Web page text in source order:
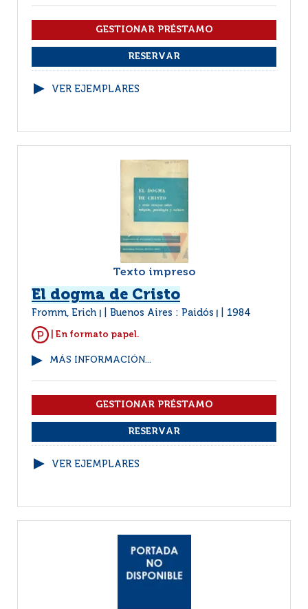
VER EJEMPLARES
Texto impreso
El dogma de Cristo
Fromm, Erich Buenos Aires : Paidós 1984
| En formato papel.
MÁS INFORMACIÓN...
VER EJEMPLARES